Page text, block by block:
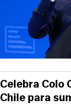
Celebra Colo
Chile para